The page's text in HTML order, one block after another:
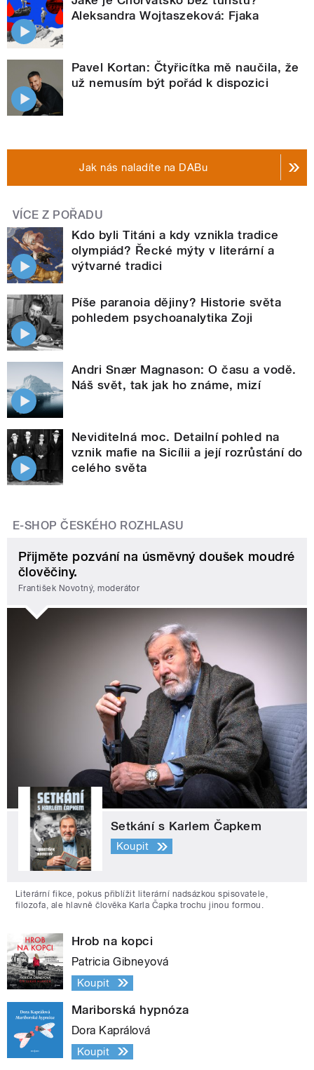
Aleksandra Wojtaszeková: Fjaka
Pavel Kortan: Čtyřicítka mě naučila, že
už nemusím být pořád k dispozici
Jak nás naladíte na DABu
VÍCE Z POŘADU
Kdo byli Titáni a kdy vznikla tradice
olympiád? Řecké mýty v literární a
výtvarné tradici
Píše paranoia dějiny? Historie světa
pohledem psychoanalytika Zoji
Andri Snær Magnason: O času a vodě.
Náš svět, tak jak ho známe, mizí
Neviditelná moc. Detailní pohled na
vznik mafie na Sicílii a její rozrůstání do
celého světa
E-SHOP ČESKÉHO ROZHLASU
Přijměte pozvání na úsměvný doušek moudré
člověčiny.
František Novotný, moderátor
Setkání s Karlem Čapkem
Koupit
Literární fikce, pokus přiblížit literární nadsázkou spisovatele,
filozofa, ale hlavně člověka Karla Čapka trochu jinou formou.
Hrob na kopci
Patricia Gibneyová
Koupit
Mariborská hypnóza
Dora Kaprálová
Koupit